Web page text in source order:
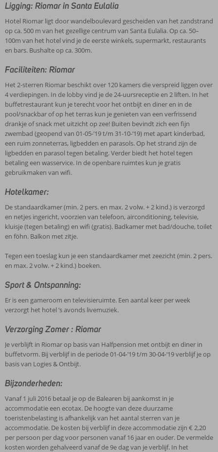
Ligging: Riomar in Santa Eulalia
Hotel Riomar ligt door wandelboulevard gescheiden van het zandstrand
op ca. 500 m van het gezellige centrum van Santa Eulalia. Op ca. 50–
100m van het hotel vind je de eerste winkels, supermarkt, restaurants
en bars. Bushalte op ca. 300m.
Faciliteiten: Riomar
Het 2-sterren Riomar beschikt over 120 kamers die verspreid liggen over
4 verdiepingen. In de lobby vind je de 24-uursreceptie en 2 liften. In het
buffetrestaurant kun je terecht voor het ontbijt en diner en in de
pool/snackbar of op het terras kun je genieten van een verfrissend
drankje of snack met uitzicht op zee! Buiten bevindt zich een fijn
zwembad (geopend van 01-05-’19 t/m 31-10-‘19) met apart kinderbad,
een ruim zonneterras, ligbedden en parasols. Op het strand zijn de
ligbedden en parasol tegen betaling. Verder biedt het hotel tegen
betaling een wasservice. In de openbare ruimtes kun je gratis
gebruikmaken van wifi.
Hotelkamer:
De standaardkamer (min. 2 pers. en max. 2 volw. + 2 kind.) is verzorgd
en netjes ingericht, voorzien van telefoon, airconditioning, televisie,
kluisje (tegen betaling) en wifi (gratis). Badkamer met bad/douche, toilet
en föhn. Balkon met zitje.
Tegen een toeslag kun je een standaardkamer met zeezicht (min. 2 pers.
en max. 2 volw. + 2 kind.) boeken.
Sport & Ontspanning:
Er is een gameroom en televisieruimte. Een aantal keer per week
verzorgt het hotel ’s avonds livemuziek.
Verzorging Zomer : Riomar
Je verblijft in Riomar op basis van Halfpension met ontbijt en diner in
buffetvorm. Bij verblijf in de periode 01-04-’19 t/m 30-04-‘19 verblijf je op
basis van Logies & Ontbijt.
Bijzonderheden:
Vanaf 1 juli 2016 betaal je op de Balearen bij aankomst in je
accommodatie een ecotax. De hoogte van deze duurzame
toeristenbelasting is afhankelijk van het aantal sterren van je
accommodatie. De kosten bij verblijf in deze accommodatie zijn € 2,20
per persoon per dag voor personen vanaf 16 jaar en ouder. De vermelde
kosten worden gehalveerd vanaf de 9e dag van je verblijf. In het